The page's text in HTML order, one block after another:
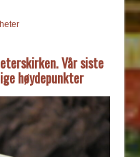
Vår siste
høydepunkter